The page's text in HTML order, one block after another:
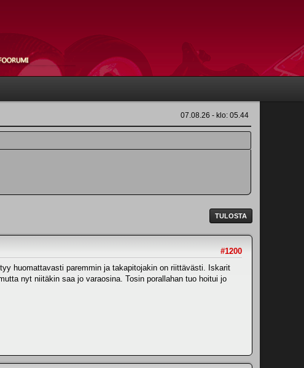
07.08.26 - klo: 05.44
TULOSTA
#1200
huomattavasti paremmin ja takapitojakin on riittävästi. Iskarit
nyt niitäkin saa jo varaosina. Tosin porallahan tuo hoitui jo